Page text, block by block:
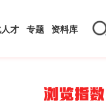
才 专题 资料库
浏览指数